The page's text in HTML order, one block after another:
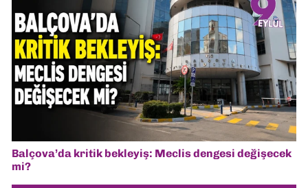
Balçova’da kritik bekleyiş: Meclis dengesi değişecek
mi?